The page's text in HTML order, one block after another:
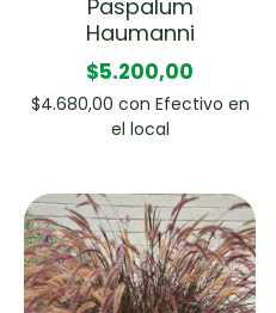
Paspalum
Haumanni
$5.200,00
$4.680,00 con Efectivo en
el local